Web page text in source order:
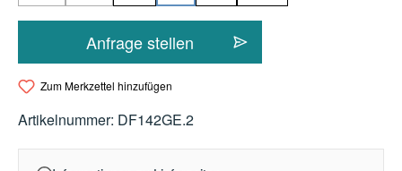
Anfrage stellen
Zum Merkzettel hinzufügen
Artikelnummer: DF142GE.2